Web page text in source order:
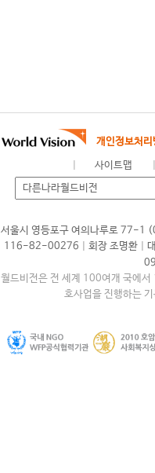
개인정보처리
사이트맵
서울시 영등포구 여의나루로 77-1
116-82-00276
회장 조명환
월드비전은 전 세계 100여개 국에서
호사업을 진행하는